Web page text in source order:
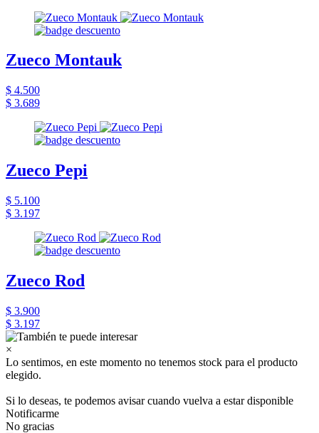
Zueco Montauk
$ 4.500
$ 3.689
Zueco Pepi
$ 5.100
$ 3.197
Zueco Rod
$ 3.900
$ 3.197
×
Lo sentimos, en este momento no tenemos stock para el producto
elegido.
Si lo deseas, te podemos avisar cuando vuelva a estar disponible
Notificarme
No gracias